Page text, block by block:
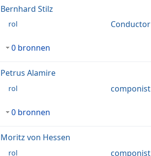
Bernhard Stilz
rol Conductor
0 bronnen
Petrus Alamire
rol componist
0 bronnen
Moritz von Hessen
rol componist